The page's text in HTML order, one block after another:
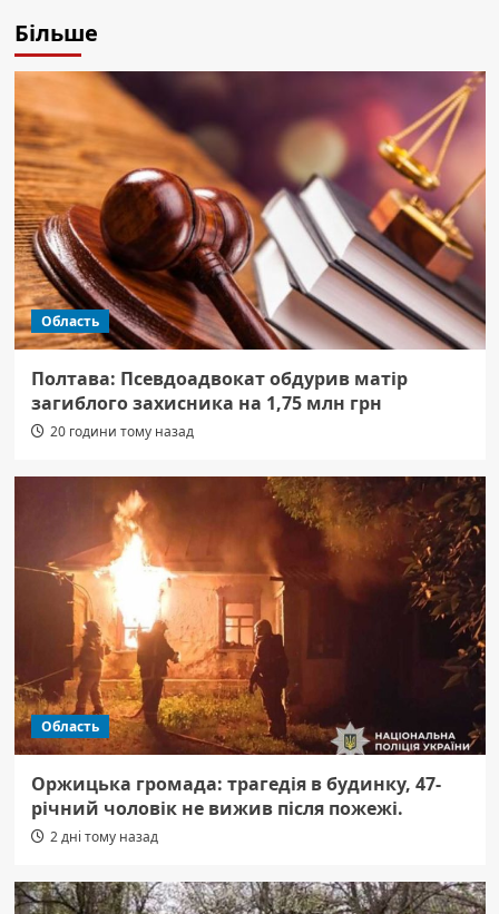
Більше
Область
Полтава: Псевдоадвокат обдурив матір
загиблого захисника на 1,75 млн грн
20 години тому назад
Область
Оржицька громада: трагедія в будинку, 47-
річний чоловік не вижив після пожежі.
2 дні тому назад